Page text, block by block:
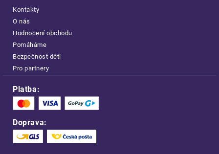
Kontakty
O nás
Hodnocení obchodu
Pomáháme
Bezpečnost dětí
Pro partnery
Platba:
Doprava: